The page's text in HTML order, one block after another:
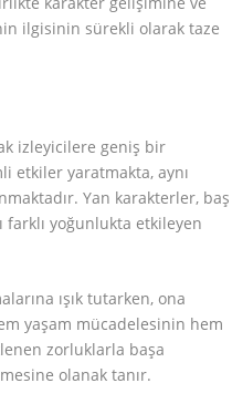
ilgisinin sürekli olarak taze
izleyicilere geniş bir
etkiler yaratmakta, aynı
Yan karakterler, baş
yoğunlukta etkileyen
ışık tutarken, ona
yaşam mücadelesinin hem
zorluklarla başa
olanak tanır.